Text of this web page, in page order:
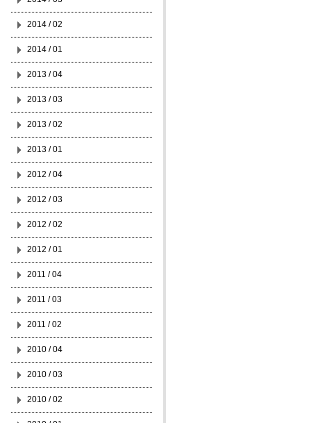
2014 / 02
2014 / 01
2013 / 04
2013 / 03
2013 / 02
2013 / 01
2012 / 04
2012 / 03
2012 / 02
2012 / 01
2011 / 04
2011 / 03
2011 / 02
2010 / 04
2010 / 03
2010 / 02